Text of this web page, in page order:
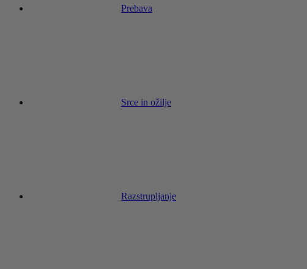
Prebava
Srce in ožilje
Razstrupljanje